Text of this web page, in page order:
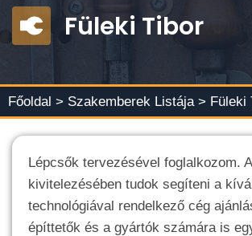
Füleki Tibor
Főoldal > Szakemberek Listája > Füleki
Lépcsők tervezésével foglalkozom.
kivitelezésében tudok segíteni a
technológiával rendelkező cég
építtetők és a gyártók számára is